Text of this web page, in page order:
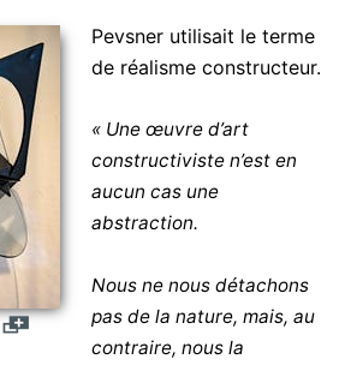
Pevsner utilisait le terme
de réalisme constructeur.
« Une œuvre d’art
constructiviste n’est en
aucun cas une
abstraction.
Nous ne nous détachons
pas de la nature, mais, au
contraire, nous la